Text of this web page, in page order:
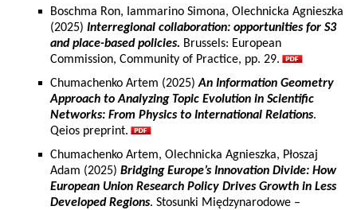
Boschma Ron, Iammarino Simona, Olechnicka Agnieszka
(2025) Interregional collaboration: opportunities for S3
and place-based policies. Brussels: European
Commission, Community of Practice, pp. 29.
Chumachenko Artem (2025)An Information Geometry
Approach to Analyzing Topic Evolution in Scientific
Networks: From Physics to International Relations.
Qeios preprint.
Chumachenko Artem, Olechnicka Agnieszka, Płoszaj
Adam (2025) Bridging Europe’s Innovation Divide: How
European Union Research Policy Drives Growth in Less
Developed Regions. Stosunki Międzynarodowe –